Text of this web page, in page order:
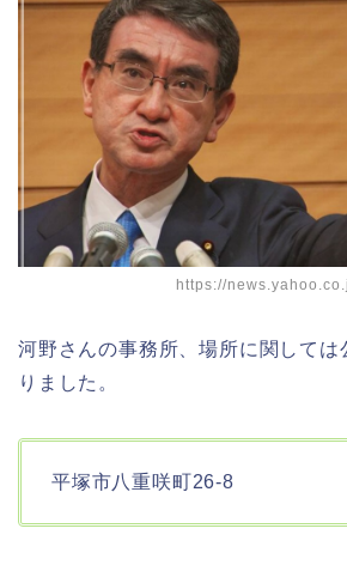
https://
河野さんの事務所、場所に関しては
りました。
平塚市八重咲町26-8